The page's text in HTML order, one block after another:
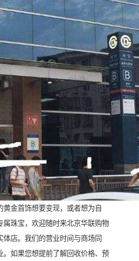
黄金首饰想要变现，或者想为自
属珠宝，欢迎随时来北京华联购物
体店。我们的营业时间与商场同
。如果您想提前了解回收价格、预